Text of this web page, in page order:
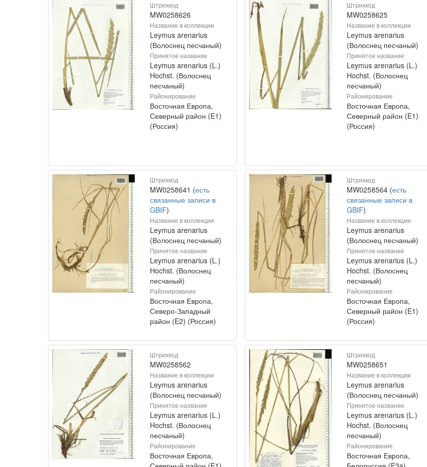
Штрихкод
MW0258626
Название в коллекции
Leymus arenarius
(Волоснец песчаный)
Принятое название
Leymus arenarius (L.)
Hochst. (Волоснец
песчаный)
Районирование
Восточная Европа,
Северный район (E1)
(Россия)
Штрихкод
MW0258625
Название в коллекции
Leymus arenarius
(Волоснец песчаный)
Принятое название
Leymus arenarius (L.)
Hochst. (Волоснец
песчаный)
Районирование
Восточная Европа,
Северный район (E1)
(Россия)
Штрихкод
MW0258641 (есть
связанные записи в
GBIF)
Название в коллекции
Leymus arenarius
(Волоснец песчаный)
Принятое название
Leymus arenarius (L.)
Hochst. (Волоснец
песчаный)
Районирование
Восточная Европа,
Северо-Западный
район (E2) (Россия)
Штрихкод
MW0258564 (есть
связанные записи в
GBIF)
Название в коллекции
Leymus arenarius
(Волоснец песчаный)
Принятое название
Leymus arenarius (L.)
Hochst. (Волоснец
песчаный)
Районирование
Восточная Европа,
Северный район (E1)
(Россия)
Штрихкод
MW0258562
Название в коллекции
Leymus arenarius
(Волоснец песчаный)
Принятое название
Leymus arenarius (L.)
Hochst. (Волоснец
песчаный)
Районирование
Восточная Европа,
Штрихкод
MW0258651
Название в коллекции
Leymus arenarius
(Волоснец песчаный)
Принятое название
Leymus arenarius (L.)
Hochst. (Волоснец
песчаный)
Районирование
Восточная Европа,